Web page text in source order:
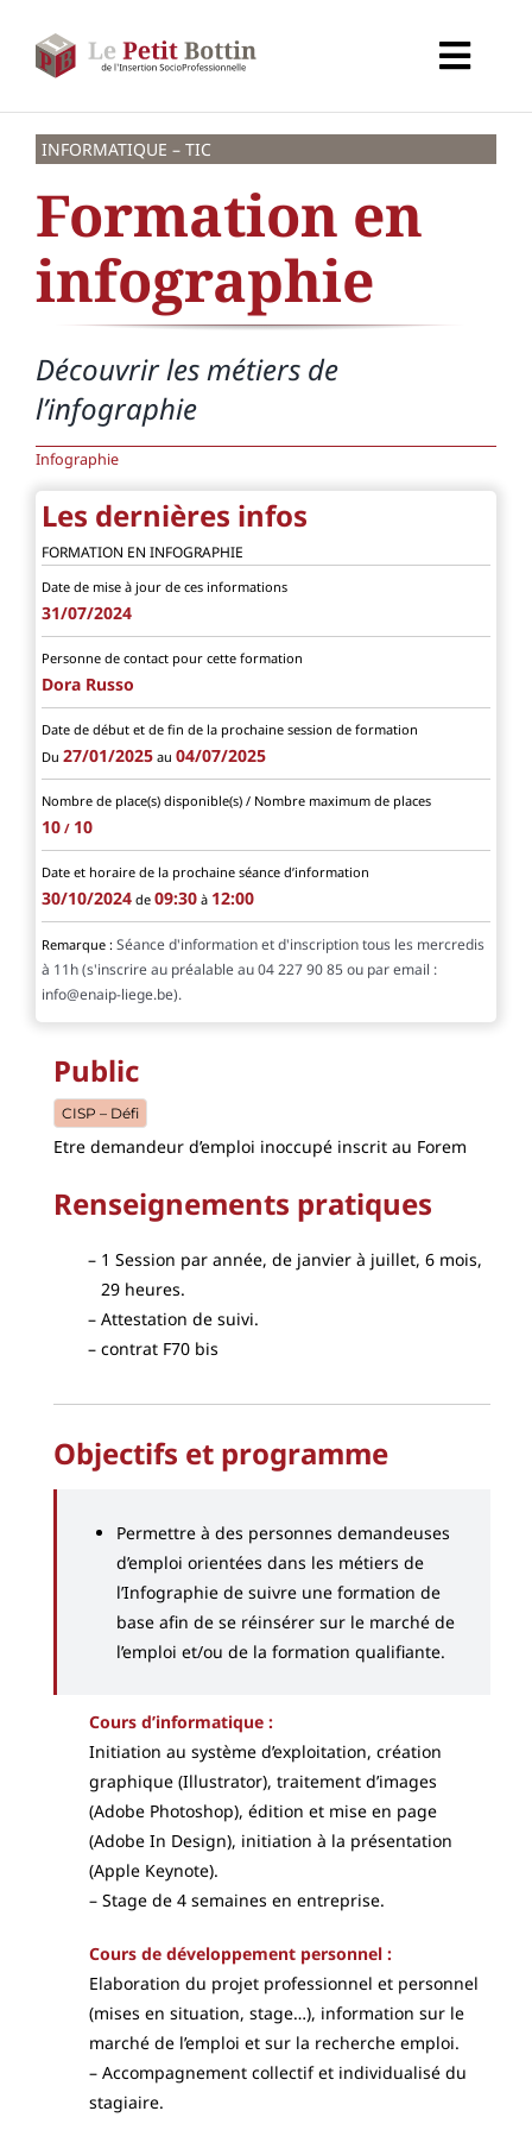
contenu
Types d’organismes
Organismes
Secteurs
À propos de CALIF
INFORMATIQUE – TIC
Formation en
infographie
Découvrir les métiers de
l’infographie
Infographie
Les dernières infos
FORMATION EN INFOGRAPHIE
Date de mise à jour de ces informations
31/07/2024
Personne de contact pour cette formation
Dora Russo
Date de début et de fin de la prochaine session de formation
Du 27/01/2025au 04/07/2025
Nombre de place(s) disponible(s) / Nombre maximum de places
10 / 10
Date et horaire de la prochaine séance d’information
30/10/2024 de 09:30 à 12:00
Remarque : Séance d'information et d'inscription tous les mercredis
à 11h (s'inscrire au préalable au 04 227 90 85 ou par email :
info@enaip-liege.be).
Public
CISP – Défi
Etre demandeur d’emploi inoccupé inscrit au Forem
Renseignements pratiques
1 Session par année, de janvier à juillet, 6 mois,
29 heures.
Attestation de suivi.
contrat F70 bis
Objectifs et programme
Permettre à des personnes demandeuses
d’emploi orientées dans les métiers de
l’Infographie de suivre une formation de
base afin de se réinsérer sur le marché de
l’emploi et/ou de la formation qualifiante.
Cours d’informatique :
Initiation au système d’exploitation, création
graphique (Illustrator), traitement d’images
(Adobe Photoshop), édition et mise en page
(Adobe In Design), initiation à la présentation
(Apple Keynote).
– Stage de 4 semaines en entreprise.
Cours de développement personnel :
Elaboration du projet professionnel et personnel
(mises en situation, stage…), information sur le
marché de l’emploi et sur la recherche emploi.
– Accompagnement collectif et individualisé du
stagiaire.